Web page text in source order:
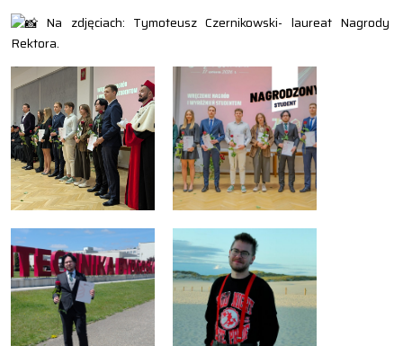
Na zdjęciach: Tymoteusz Czernikowski- laureat Nagrody
Rektora.